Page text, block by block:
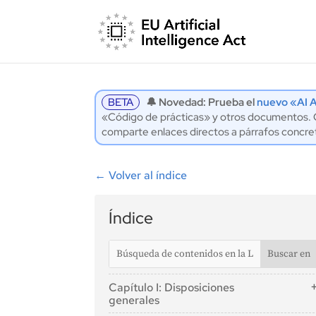
BETA 🔔 Novedad: Prueba elnuevo «AI
«Código de prácticas» y otros documentos.
comparte enlaces directos a párrafos
←Volver al índice
Índice
Capítulo I: Disposiciones
generales